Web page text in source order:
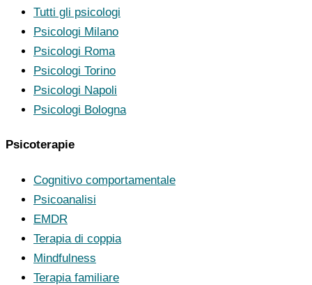
Tutti gli psicologi
Psicologi Milano
Psicologi Roma
Psicologi Torino
Psicologi Napoli
Psicologi Bologna
Psicoterapie
Cognitivo comportamentale
Psicoanalisi
EMDR
Terapia di coppia
Mindfulness
Terapia familiare